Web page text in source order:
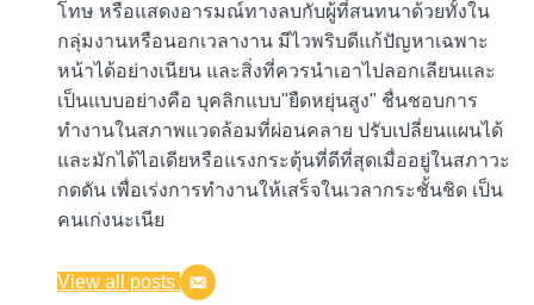
โทษ หรือแสดงอารมณ์ทางลบกับผู้ที่สนทนาด้วยทั้งใน
กลุ่มงานหรือนอกเวลางาน มีไวพริบดีแก้ปัญหาเฉพาะ
หน้าได้อย่างเนียน และสิ่งที่ควรนำเอาไปลอกเลียนและ
เป็นแบบอย่างคือ บุคลิกแบบ"ยืดหยุ่นสูง" ชื่นชอบการ
ทำงานในสภาพแวดล้อมที่ผ่อนคลาย ปรับเปลี่ยนแผนได้
และมักได้ไอเดียหรือแรงกระตุ้นที่ดีที่สุดเมื่ออยู่ในสภาวะ
กดดัน เพื่อเร่งการทำงานให้เสร็จในเวลากระชั้นชิด เป็น
คนเก่งนะเนีย
View all posts